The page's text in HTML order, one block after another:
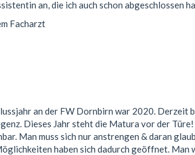
an, die ich auch schon abgeschlossen
Facharzt
an der FW Dornbirn war 2020. Derzeit
Dieses Jahr steht die Matura vor der
Man muss sich nur anstrengen & daran
haben sich dadurch geöffnet. Man